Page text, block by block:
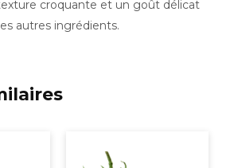
croquante et un goût délicat
autres ingrédients.